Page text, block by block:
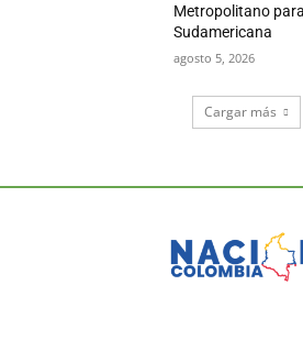
Metropolitano
Sudamericana
agosto 5, 2026
Cargar más